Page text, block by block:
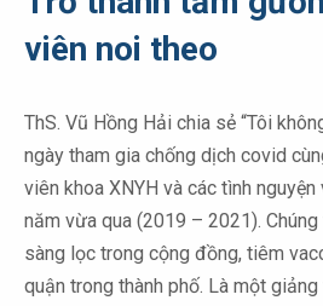
viên noi theo
ThS. Vũ Hồng Hải chia sẻ “Tôi
ngày tham gia chống dịch covid
viên khoa XNYH và các tình
năm vừa qua (2019 – 2021).
sàng lọc trong cộng đồng, tiêm
quận trong thành phố. Là một